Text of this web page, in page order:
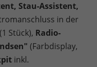
Stau-Assistent,
in der
Stück), Radio-
(Farbdisplay,
inkl.